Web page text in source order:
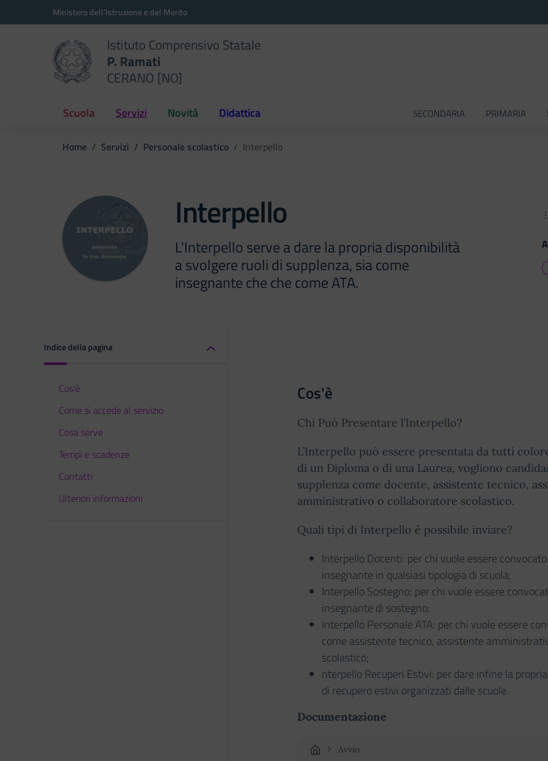
Vai ai contenuti
Vai al menu di navigazioneMinistero dell'Istruzione e del Merito
Istituto Comprensivo Statale
P. Ramati
CERANO [NO]
Scuola Servizi Novità Didattica SECONDARIA PRIMARIA
Home Servizi Personale scolastico Interpello
Interpello
L'Interpello serve a dare la propria disponibilità
a svolgere ruoli di supplenza, sia come
insegnante che che come ATA.
Indice della pagina
Cos'è
Come si accede al servizio
Cosa serve
Tempi e scadenze
Contatti
Ulteriori informazioni
Cos'è
Chi Può Presentare l’Interpello?
L’Interpello può essere presentata da tutti
di un Diploma o di una Laurea, vogliono
supplenza come docente, assistente tecnico,
amministrativo o collaboratore scolastico.
Quali tipi di Interpello è possibile inviare?
Interpello Docenti: per chi vuole essere
insegnante in qualsiasi tipologia di scuola;
Interpello Sostegno: per chi vuole essere
insegnante di sostegno;
Interpello Personale ATA: per chi vuole essere
come assistente tecnico, assistente
scolastico;
nterpello Recuperi Estivi: per dare infine la
di recupero estivi organizzati dalle scuole.
Documentazione
Avvio